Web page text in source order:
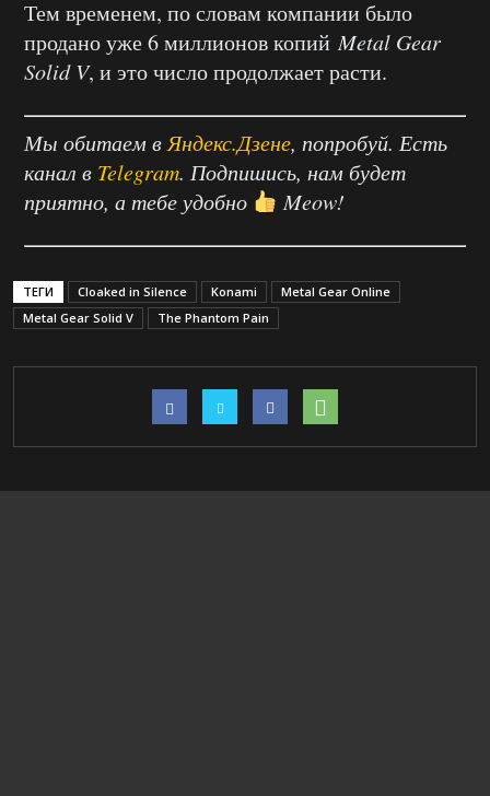
Тем временем, по словам компании было
продано уже 6 миллионов копийMetal Gear
Solid V, и это число продолжает расти.
Мы обитаем вЯндекс.Дзене, попробуй. Есть
канал в Telegram. Подпишись, нам будет
приятно, а тебе удобно
Meow!
ТЕГИ Cloaked in Silence Konami
Metal Gear Online
Metal Gear Solid V
The Phantom Pain